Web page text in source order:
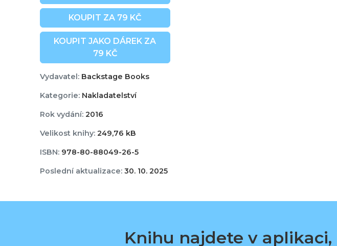
KOUPIT ZA 79 KČ
KOUPIT JAKO DÁREK ZA
79 KČ
Vydavatel:Backstage Books
Kategorie:Nakladatelství
Rok vydání:2016
Velikost knihy:249,76 kB
ISBN:978-80-88049-26-5
Poslední aktualizace:30. 10. 2025
Knihu najdete v